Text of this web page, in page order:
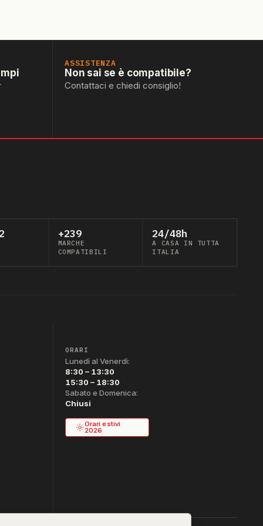
ASSISTENZA
Non sai se è compatibile?
Contattaci e chiedi consiglio!
+239
MARCHE
COMPATIBILI
24/48h
A CASA IN TUTTA
ITALIA
ORARI
Lunedì al Venerdì:
8:30 – 13:30
15:30 – 18:30
Sabato e Domenica:
Chiusi
Orari estivi
2026